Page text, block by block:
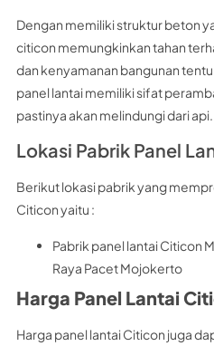
Dengan memiliki struktur beton
citicon memungkinkan tahan
dan kenyamanan bangunan
panel lantai memiliki sifat
pastinya akan melindungi dari api.
Lokasi Pabrik Panel
Berikut lokasi pabrik yang
Citicon yaitu :
Pabrik panel lantai Citicon
Raya Pacet Mojokerto
Harga Panel Lantai
Harga panel lantai Citicon juga